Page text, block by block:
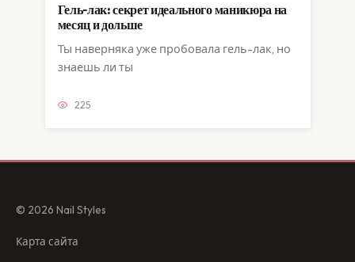
Гель-лак: секрет идеального маникюра на
месяц и дольше
Ты наверняка уже пробовала гель-лак, но
знаешь ли ты
225
© 2026 Nail Styles
Карта сайта